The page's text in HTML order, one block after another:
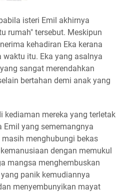
isteri Emil akhirnya
rumah" tersebut. Meskipun
kehadiran Eka kerana
itu. Eka yang asalnya
sangat merendahkan
bertahan demi anak yang
mereka yang terletak
Emil yang sememangnya
menghubungi bekas
dengan memukul
mangsa menghembuskan
panik kemudiannya
menyembunyikan mayat